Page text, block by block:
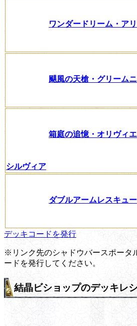
ワンダードリーム・ア
颶風の天槍・グリーム
箱庭の追憶・オリヴィ
シルヴィア
ダブルアームレスキュー
デッキコードを発行
※リンク先のシャドウバースポータ
ードを発行してください。
結晶ビショップのデッキレ